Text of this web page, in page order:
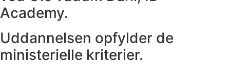
Academy.
Uddannelsen opfylder de
ministerielle kriterier.